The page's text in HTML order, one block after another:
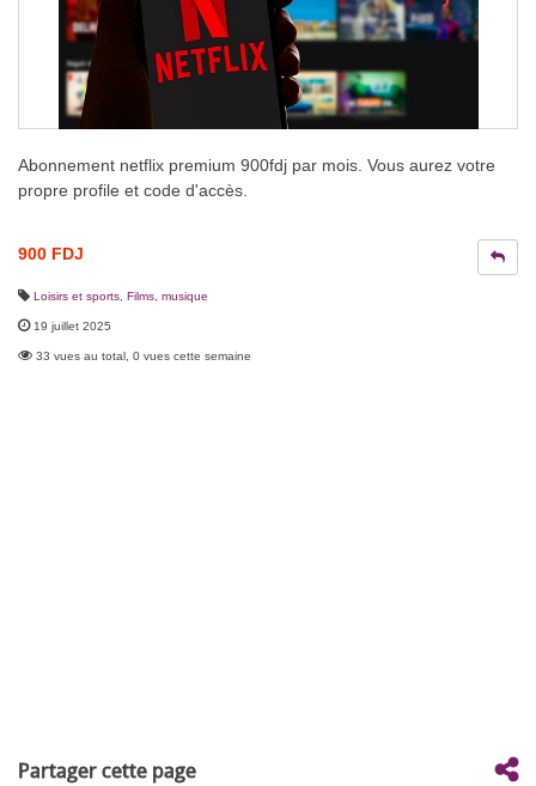
Abonnement netflix premium 900fdj par mois. Vous aurez votre
propre profile et code d'accès.
900 FDJ
Loisirs et sports Films, musique
19 juillet 2025
33 vues au total, 0 vues cette semaine
Partager cette page